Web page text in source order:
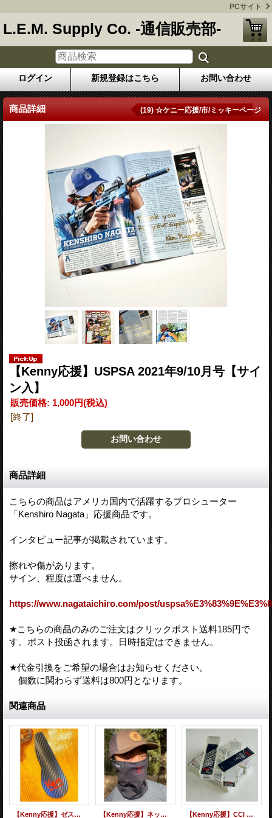
PCサイト
L.E.M. Supply Co. -通信販売部-
ログイン 新規登録はこちら お問い合わせ
商品詳細 (19) ☆ケニー応援/市/ミッキーページ
【Kenny応援】USPSA 2021年9/10月号【サイ
ン入】
販売価格: 1,000円(税込)
[終了]
商品詳細
こちらの商品はアメリカ国内で活躍するプロシューター
「Kenshiro Nagata」応援商品です。
インタビュー記事が掲載されています。
擦れや傷があります。
サイン、程度は選べません。
https://www.nagataichiro.com/post/
★こちらの商品のみのご注文はクリックポスト送料185円で
す。ポスト投函されます。日時指定はできません。
★代金引換をご希望の場合はお知らせください。
個数に関わらず送料は800円となります。
関連商品
【Kenny応援】ゼストKenny用カーボンステッカー【サイン入】 【Kenny応援】ネックゲイター【TUFFプロ】 【Kenny応援】CCI Mini-Mag HP 22 LR 空プラ箱【サイン入】